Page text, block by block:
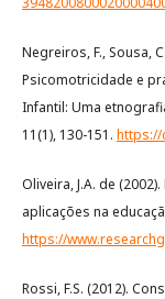
Negreiros, F., Sousa,
Psicomotricidade e
Infantil: Uma
11(1), 130-151. https://
Oliveira, J.A. de
aplicações na
https://
Rossi, F.S. (2012).